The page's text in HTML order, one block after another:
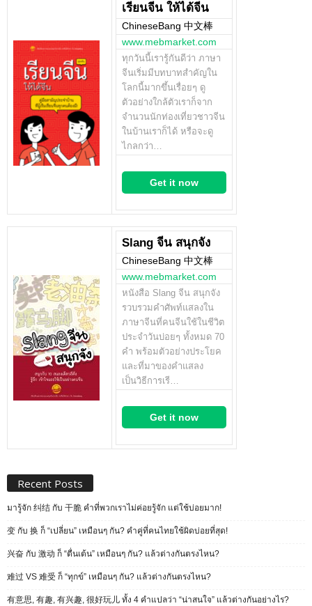
เรียนจีน ให้ได้จีน
ChineseBang 中文棒
www.mebmarket.com
ทุกวันนี้เรารู้กันดีว่า ภาษา
จีนเริ่มมีบทบาทสำคัญใน
โลกนี้มากขึ้นเรื่อยๆ ดู
ตัวอย่างใกล้ตัวเราก็จาก
จำนวนนักท่องเที่ยวชาวจีน
ในบ้านเราก็ได้ หรือจะดู
ไกลกว่า…
Get it now
Slang จีน สนุกจัง
ChineseBang 中文棒
www.mebmarket.com
หนังสือ Slang จีน สนุกจัง
รวบรวมคำศัพท์แสลงใน
ภาษาจีนที่คนจีนใช้ในชีวิต
ประจำวันบ่อยๆ ทั้งหมด 70
คำ พร้อมตัวอย่างประโยค
และที่มาของคำแสลง
เป็นวิธีการเรี…
Get it now
Recent Posts
มารู้จัก 纠结 กับ 干脆 คำที่พวกเราไม่ค่อยรู้จัก แต่ใช้บ่อยมาก!
变 กับ 换 ก็ “เปลี่ยน” เหมือนๆ กัน? คำคู่ที่คนไทยใช้ผิดบ่อยที่สุด!
兴奋 กับ 激动 ก็ “ตื่นเต้น” เหมือนๆ กัน? แล้วต่างกันตรงไหน?
难过 VS 难受 ก็ “ทุกข์” เหมือนๆ กัน? แล้วต่างกันตรงไหน?
有意思, 有趣, 有兴趣, 很好玩儿 ทั้ง 4 คำแปลว่า “น่าสนใจ” แล้วต่างกันอย่างไร?